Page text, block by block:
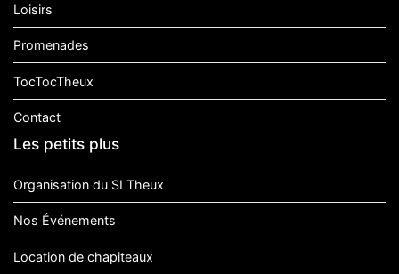
Loisirs
Promenades
TocTocTheux
Contact
Les petits plus
Organisation du SI Theux
Nos Événements
Location de chapiteaux